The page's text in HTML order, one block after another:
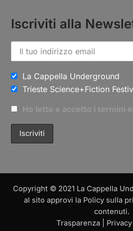
Iscriviti alla
La Cappella Underground
Trieste Science+Fiction
Ho letto e accetto i termini
Copyright © 2021 La Cappella
al sito approvi la Policy sulla
contenuti.
Trasparenza| Privacy